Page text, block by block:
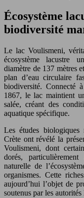
Écosystème
biodiversité
Le lac Voulismeni,
écosystème lacustre
diamètre de 137 mètres
plan d’eau circulaire
biodiversité. Connecté
1867, le lac maintient
salée, créant des
aquatique spécifique.
Les études biologiques
Crète ont révélé la
Voulismeni, dont
dorés,
naturelle de
organismes. Cette
aujourd’hui l’objet de
soutenus par les